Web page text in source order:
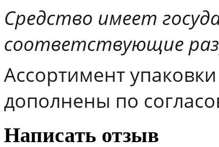
Средство имеет
соответствующие
Ассортимент
дополнены по
Написать отзыв